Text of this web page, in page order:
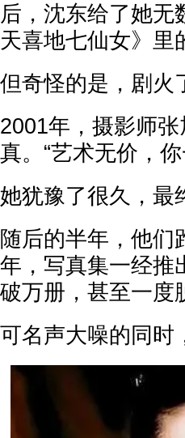
后，沈东给了她无
天喜地七仙女》里
但奇怪的是，剧火
2001年，摄影师
真。“艺术无价，
她犹豫了很久，最
随后的半年，他们
年，写真集一经推
破万册，甚至一度
可名声大噪的同时